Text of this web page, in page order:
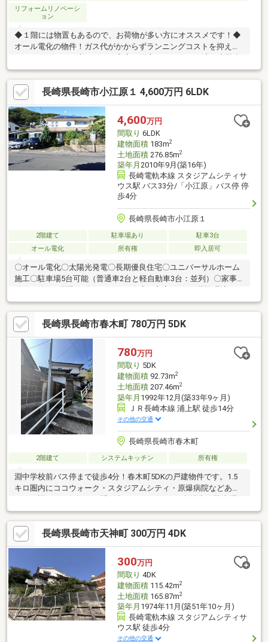
リフォームリノベーシ
ョン
◆１階には物置もあるので、お荷物が多い方にオススメです！◆
オール電化の物件！ガス代がかからずランニングコストを抑える
場は敷地内には取れませんが、近隣で７０００円で借りることが
できます。 ■内装：2017年08月 全室クロス張替え 床（フロー
リング等） 周辺環境・長崎市立西坂小学校 徒歩4分・しらゆり
保育園 徒歩8分・ローソン長崎駅前通店 徒歩10分・ジョイフ
ルサン宝町店 徒歩13分・サニー長崎駅店 徒歩14分
長崎県長崎市小江原１ 4,600万円 6LDK
4,600万円
間取り 6LDK
建物面積183m2
土地面積276.85m2
築年月 2010年9月(築16年)
長崎電軌本線 スタジアムシティサ
ウス駅 バス33分/「小江原」バス停 停
歩4分
長崎県長崎市小江原１
2階建て 駐車場あり
駐車3台
オール電化
所有権 即入居可
〇オール電化〇太陽光発電〇長期優良住宅〇ユニバーサルホーム
施工〇駐車場5台可能（普通車2台と軽自動車3台：並列）〇家事
☆☆☆ ・小江原小学校 約534m ・小江原中学校 約2140m ・長
崎北高校 約274m ・まるたか生鮮市場小江原店（スーパー）約
685m ・エレナ小江原店 約493m ・デイリーヤマザキ長崎北高校
前店（コンビニ）約493m ・小江原中央病院 約467m ・小江原郵
便局 約392m ・ダイソー長崎小江原店約414m ・かきどまり運動
公園 約2625m
長崎県長崎市春木町 780万円 5DK
780万円
間取り 5DK
建物面積92.73m2
土地面積207.46m2
築年月 1992年12月(築33年9ヶ月)
ＪＲ長崎本線 浦上駅 徒歩14分
その他の交通
長崎県長崎市春木町
2階建て システムキッチン 所有権
淵中学校前バス停まで徒歩4分！春木町5DKの戸建物件です。1.5
キロ圏内にココウォーク・スタジアムシティ・原爆病院などあり
ます。詳細はお気軽にお問い合わせください。●敷地内に駐車場
はございません。周辺に月極駐車場がございますので、ご希望の
場合は空き状況のご確認が必要です。●設備リニューアル・リフ
ォーム工事のご相談など承っておりますので、お気軽にお問い合
わせください。＜交通アクセス＞●長崎電気軌道「浦上駅前」駅
まで徒歩14分●長崎バス「淵中学校前」バス停まで徒歩4分●JR浦
上駅まで徒歩14分＜備考＞※土地面積は2筆合計の面積です
長崎県長崎市天神町 300万円 4DK
300万円
間取り 4DK
建物面積115.42m2
土地面積165.87m2
築年月 1974年11月(築51年10ヶ月)
長崎電軌本線 スタジアムシティサ
ウス駅 徒歩4分
その他の交通